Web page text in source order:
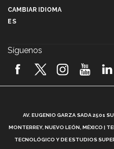
2026! (video)
¿Cómo es el
CAMBIAR IDIOMA
ES
Síguenos
AV. EUGENIO GARZA SADA 2501
MONTERREY, NUEVO LEÓN, MÉXICO |
TECNOLÓGICO Y DE ESTUDIOS